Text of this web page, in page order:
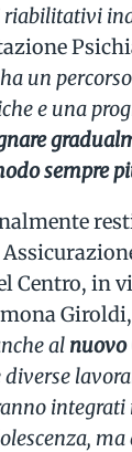
riabilitativi
un
e una
sempre
Centro, in
al nuovo